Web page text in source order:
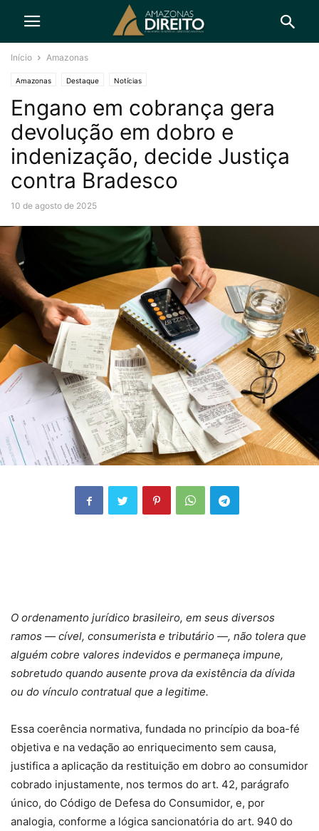
Início Amazonas
Amazonas Destaque Notícias
Engano em cobrança gera
devolução em dobro e
indenização, decide Justiça
contra Bradesco
10 de agosto de 2025
O ordenamento jurídico brasileiro, em seus diversos
ramos — cível, consumerista e tributário —, não tolera que
alguém cobre valores indevidos e permaneça impune,
sobretudo quando ausente prova da existência da dívida
ou do vínculo contratual que a legitime.
Essa coerência normativa, fundada no princípio da boa-fé
objetiva e na vedação ao enriquecimento sem causa,
justifica a aplicação da restituição em dobro ao consumidor
cobrado injustamente, nos termos do art. 42, parágrafo
único, do Código de Defesa do Consumidor, e, por
analogia, conforme a lógica sancionatória do art. 940 do